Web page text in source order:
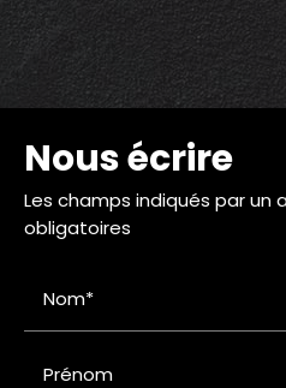
Nous écrire
Les champs indiqués par un
obligatoires
Nom*
Prénom